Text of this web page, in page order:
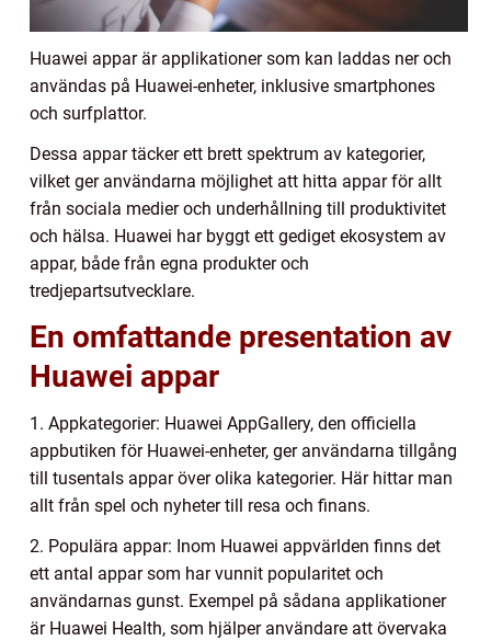
Huawei appar är applikationer som kan laddas ner och
användas på Huawei-enheter, inklusive smartphones
och surfplattor.
Dessa appar täcker ett brett spektrum av kategorier,
vilket ger användarna möjlighet att hitta appar för allt
från sociala medier och underhållning till produktivitet
och hälsa. Huawei har byggt ett gediget ekosystem av
appar, både från egna produkter och
tredjepartsutvecklare.
En omfattande presentation av
Huawei appar
1. Appkategorier: Huawei AppGallery, den officiella
appbutiken för Huawei-enheter, ger användarna tillgång
till tusentals appar över olika kategorier. Här hittar man
allt från spel och nyheter till resa och finans.
2. Populära appar: Inom Huawei appvärlden finns det
ett antal appar som har vunnit popularitet och
användarnas gunst. Exempel på sådana applikationer
är Huawei Health, som hjälper användare att övervaka